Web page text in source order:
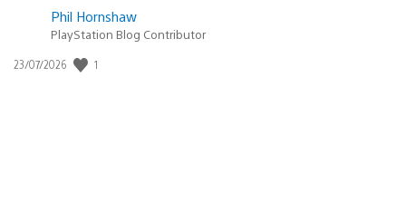
Phil Hornshaw
PlayStation Blog Contributor
Fecha
23/07/2026 1